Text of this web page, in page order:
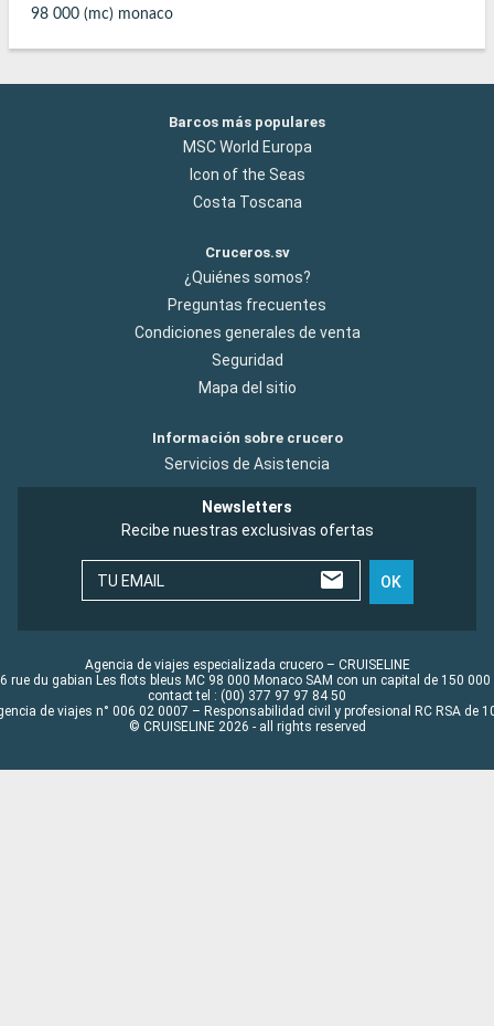
98 000 (mc) monaco
Barcos más populares
MSC World Europa
Icon of the Seas
Costa Toscana
Cruceros.sv
¿Quiénes somos?
Preguntas frecuentes
Condiciones generales de venta
Seguridad
Mapa del sitio
Información sobre crucero
Servicios de Asistencia
Newsletters
Recibe nuestras exclusivas ofertas
TU EMAIL OK
Agencia de viajes especializada crucero – CRUISELINE
rue du gabian Les flots bleus MC 98 000 Monaco SAM con un capital de 150 000
contact tel : (00) 377 97 97 84 50
de viajes n° 006 02 0007 – Responsabilidad civil y profesional RC RSA de
© CRUISELINE 2026 - all rights reserved